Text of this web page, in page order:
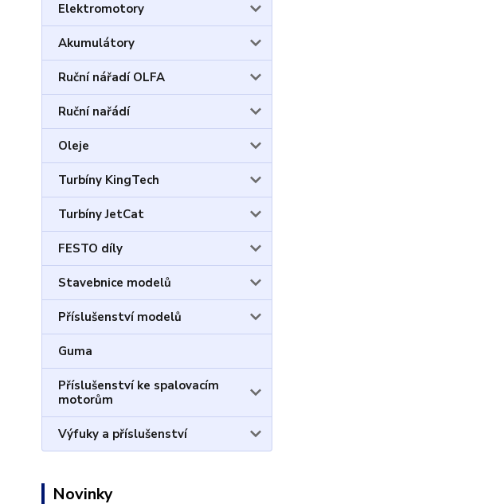
Elektromotory
Akumulátory
Ruční nářadí OLFA
Ruční nařádí
Oleje
Turbíny KingTech
Turbíny JetCat
FESTO díly
Stavebnice modelů
Příslušenství modelů
Guma
Příslušenství ke spalovacím
motorům
Výfuky a příslušenství
Novinky